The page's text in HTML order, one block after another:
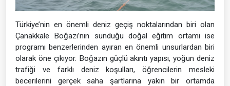
Türkiye’nin en önemli deniz geçiş noktalarından biri olan
Çanakkale Boğazı’nın sunduğu doğal eğitim ortamı ise
programı benzerlerinden ayıran en önemli unsurlardan biri
olarak öne çıkıyor. Boğazın güçlü akıntı yapısı, yoğun deniz
trafiği ve farklı deniz koşulları, öğrencilerin mesleki
becerilerini gerçek saha şartlarına yakın bir ortamda